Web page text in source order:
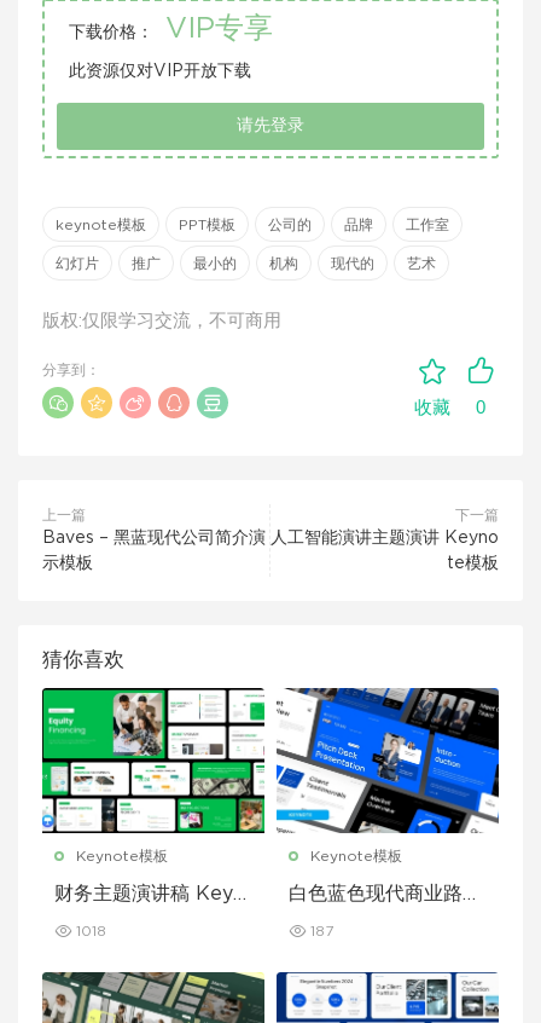
下载价格： VIP专享
此资源仅对VIP开放下载
请先登录
keynote模板 PPT模板 公司的 品牌 工作室
幻灯片 推广 最小的 机构 现代的 艺术
版权:仅限学习交流，不可商用
收藏 0
分享到：
上一篇
Baves – 黑蓝现代公司简介演
示模板
下一篇
人工智能演讲主题演讲 Keyno
te模板
猜你喜欢
Keynote模板
财务主题演讲稿 Keyn
1018
Keynote模板
白色蓝色现代商业路演
板
187